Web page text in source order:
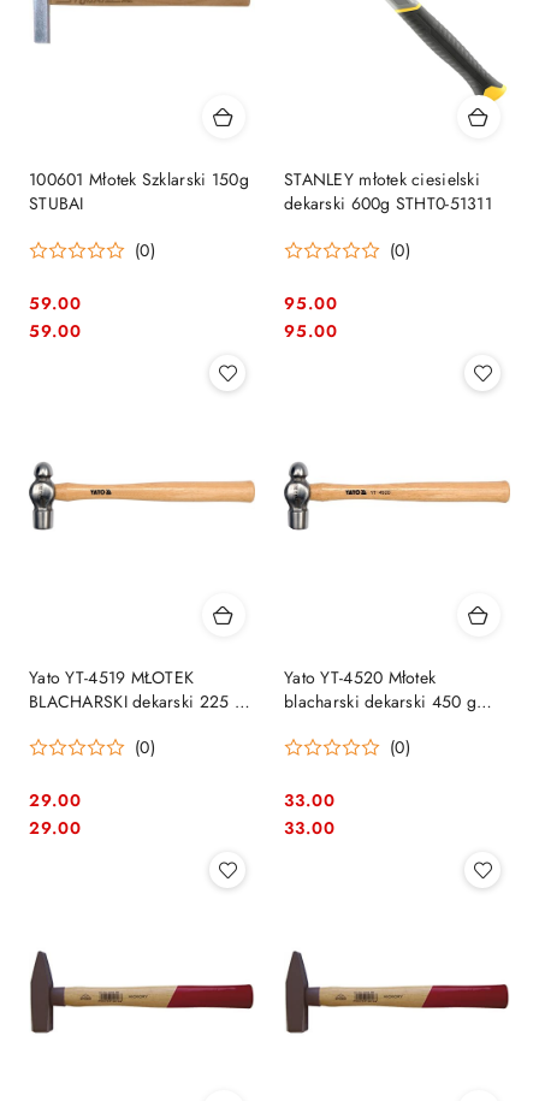
100601 Młotek Szklarski 150g
STUBAI
(0)
Cena:
59.00
Cena:
59.00
STANLEY młotek ciesielski
dekarski 600g STHT0-51311
(0)
Cena:
95.00
Cena:
95.00
Yato YT-4519 MŁOTEK
BLACHARSKI dekarski 225 G
(0)
Cena:
29.00
Cena:
29.00
Yato YT-4520 Młotek
blacharski dekarski 450 g
(0)
Cena:
33.00
Cena:
33.00